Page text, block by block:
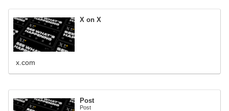
X on X
x.com
Post
Post